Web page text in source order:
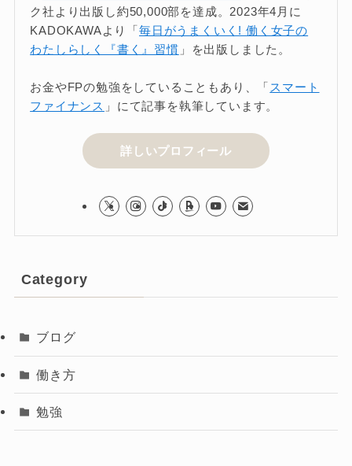
ク社より出版し約50,000部を達成。2023年4月に
KADOKAWAより「毎日がうまくいく! 働く女子の
わたしらしく『書く』習慣 」を出版しました。
お金やFPの勉強をしていることもあり、「 スマート
ファイナンス 」にて記事を執筆しています。
詳しいプロフィール
Category
ブログ
働き方
勉強